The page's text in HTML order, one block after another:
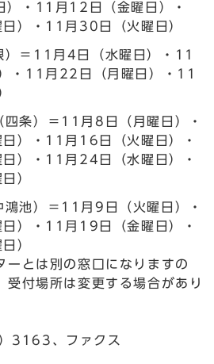
）・11月12日（金曜日）・
）・11月30日（火曜日）
）＝11月4日（水曜日）・11
・11月22日（月曜日）・11
四条）＝11月8日（月曜日）・
）・11月16日（火曜日）・
）・11月24日（水曜日）・
）
鴻池）＝11月9日（火曜日）・
）・11月19日（金曜日）・
）
とは別の窓口になりますの
受付場所は変更する場合があり
3163、ファクス